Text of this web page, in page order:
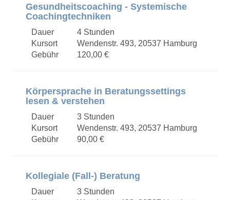
Gesundheitscoaching - Systemische
Coachingtechniken
Dauer
4 Stunden
Kursort
Wendenstr. 493, 20537 Hamburg
Gebühr
120,00 €
Körpersprache in Beratungssettings
lesen & verstehen
Dauer
3 Stunden
Kursort
Wendenstr. 493, 20537 Hamburg
Gebühr
90,00 €
Kollegiale (Fall-) Beratung
Dauer
3 Stunden